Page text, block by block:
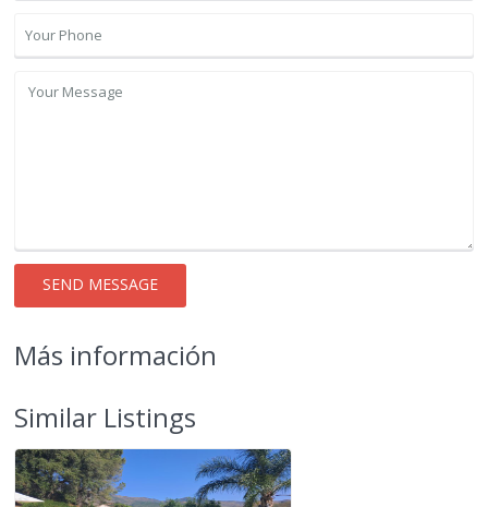
Más información
Similar Listings